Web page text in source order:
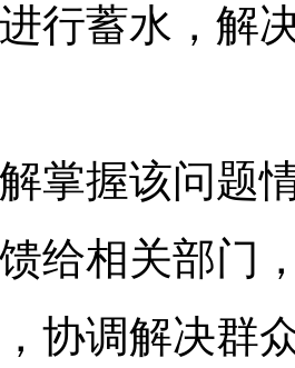
行蓄水，解
握该问题情
给相关部门
协调解决群